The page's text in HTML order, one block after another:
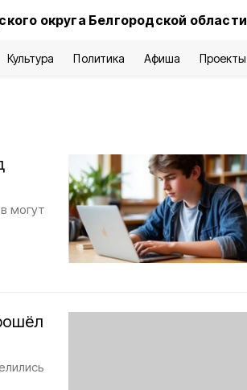
округа Белгородской области
Культура Политика Афиша Проекты
могут